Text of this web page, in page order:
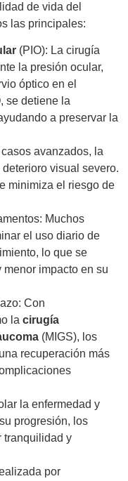
de vida del
las principales:
(PIO): La cirugía
la presión ocular,
óptico en el
se detiene la
a preservar la
casos avanzados, la
visual severo.
minimiza el riesgo de
Muchos
el uso diario de
lo que se
impacto en su
Con
la cirugía
(MIGS), los
recuperación más
la enfermedad y
progresión, los
tranquilidad y
por